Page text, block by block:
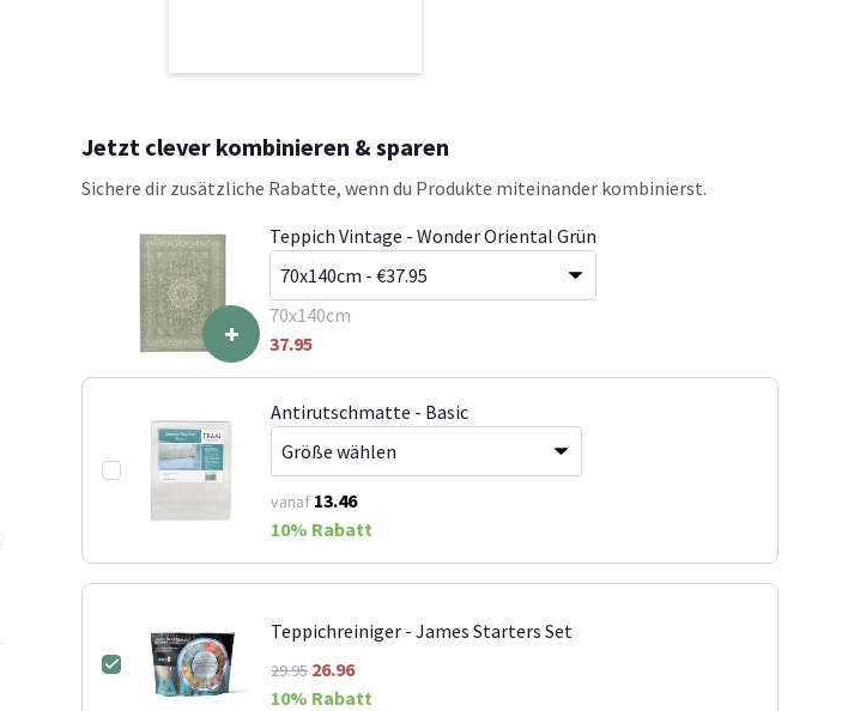
Jetzt clever kombinieren & sparen
Sichere dir zusätzliche Rabatte, wenn du Produkte miteinander kombinierst.
+
Teppich Vintage - Wonder Oriental Grün
70x140cm
37.95
Antirutschmatte - Basic
vanaf 13.46
10% Rabatt
Teppichreiniger - James Starters Set
29.95 26.96
10% Rabatt